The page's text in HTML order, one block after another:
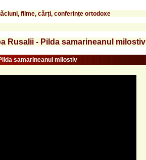
filme, cărți, conferințe ortodoxe
Rusalii - Pilda samarineanul milostiv
samarineanul milostiv